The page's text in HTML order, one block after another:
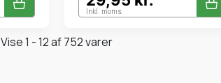
Inkl. moms
Vise 1 - 12 af 752 varer